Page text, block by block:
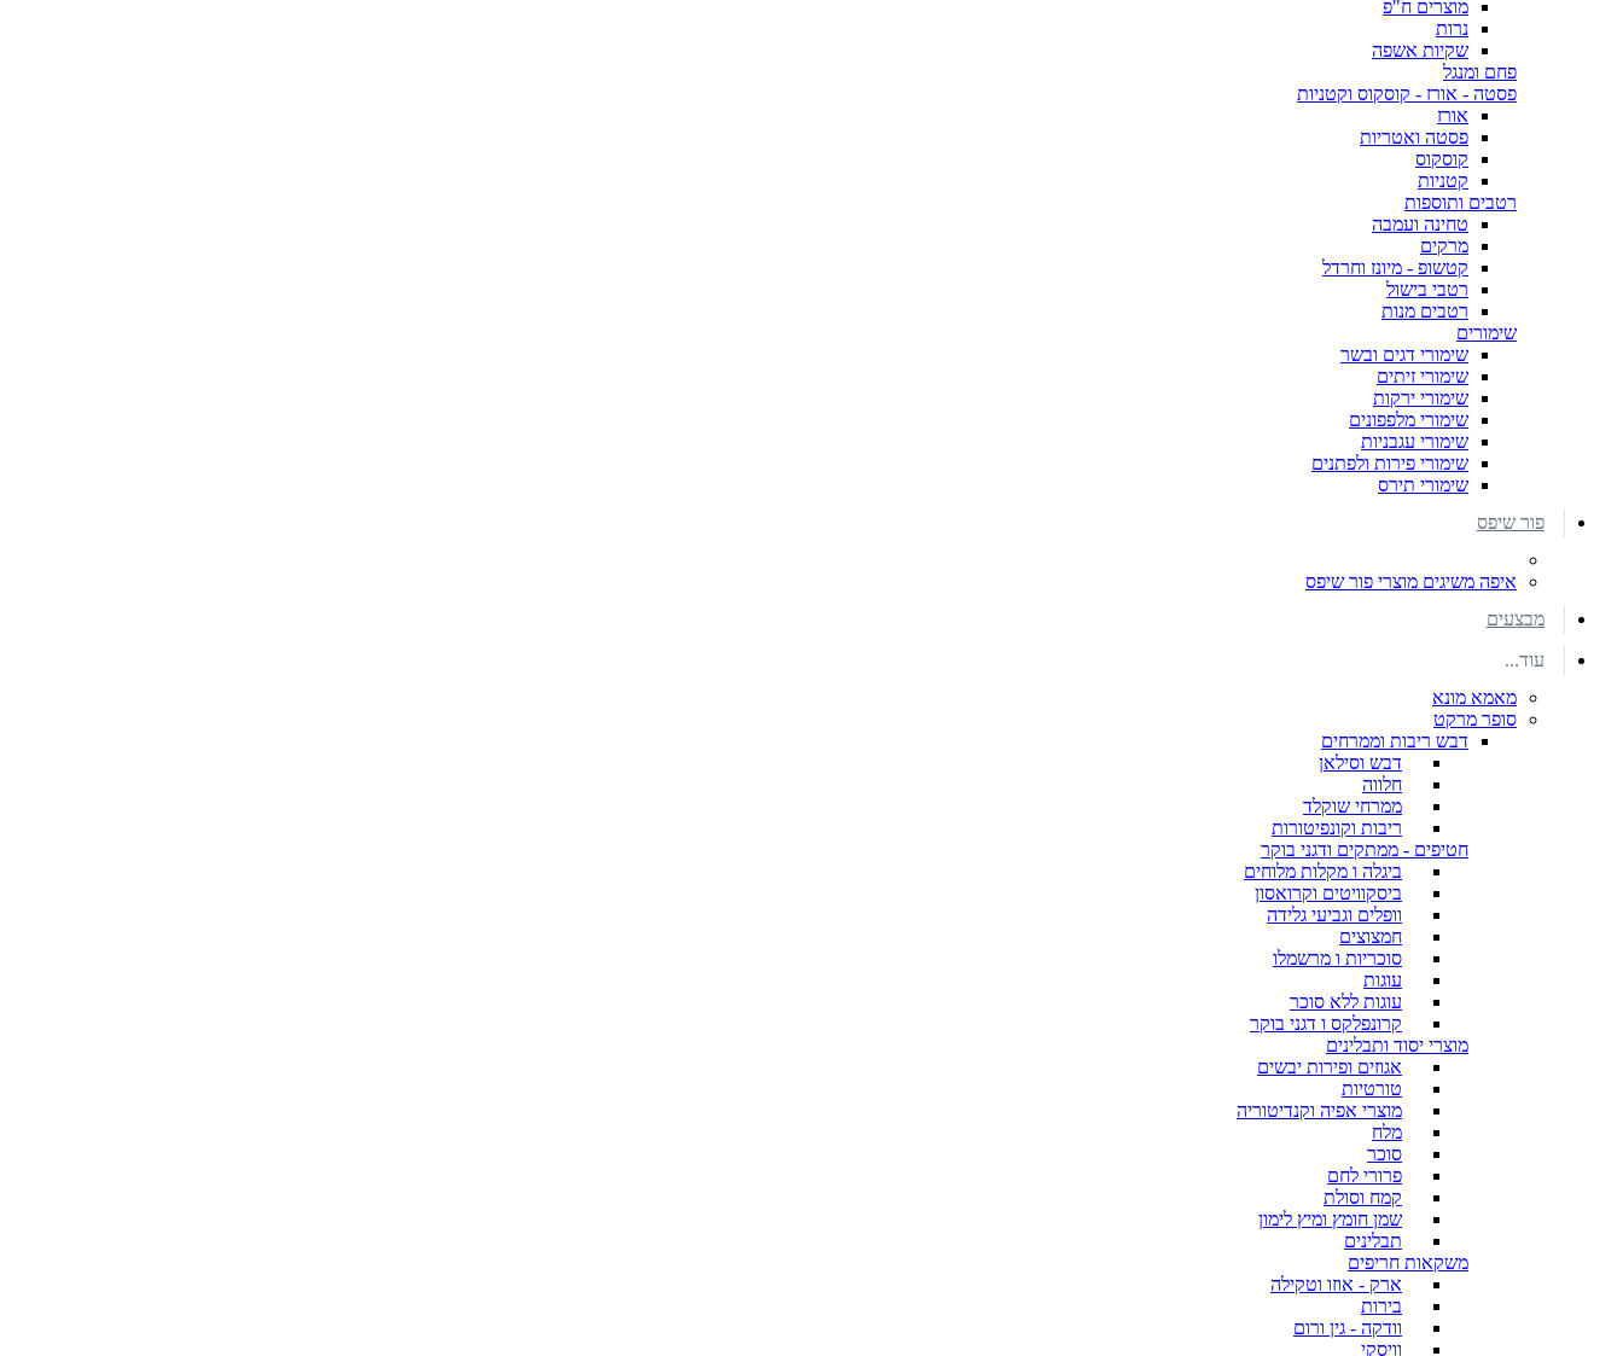
מוצרים ח"פ
נרות
שקיות אשפה
פחם ומנגל
פסטה - אורז - קוסקוס וקטניות
אורז
פסטה ואטריות
קוסקוס
קטניות
רטבים ותוספות
טחינה ועמבה
מרקים
קטשופ - מיונז וחרדל
רטבי בישול
רטבים מנות
שימורים
שימורי דגים ובשר
שימורי זיתים
שימורי ירקות
שימורי מלפפונים
שימורי עגבניות
שימורי פירות ולפתנים
שימורי תירס
פור שיפס
איפה משיגים מוצרי פור שיפס
מבצעים
עוד...
מאמא מונא
סופר מרקט
דבש ריבות וממרחים
דבש וסילאן
חלווה
ממרחי שוקלד
ריבות וקונפיטורות
חטיפים - ממתקים ודגני בוקר
ביגלה ו מקלות מלוחים
ביסקוויטים וקרואסון
וופלים וגביעי גלידה
חמצוצים
סוכריות ו מרשמלו
עוגות
עוגות ללא סוכר
קרונפלקס ו דגני בוקר
מוצרי יסוד ותבלינים
אגוזים ופירות יבשים
טורטיות
מוצרי אפיה וקנדיטוריה
מלח
סוכר
פרורי לחם
קמח וסולת
שמן חומץ ומיץ לימון
תבלינים
משקאות חריפים
ארק - אוזו וטקילה
בירות
וודקה - גין ורום
וויסקי